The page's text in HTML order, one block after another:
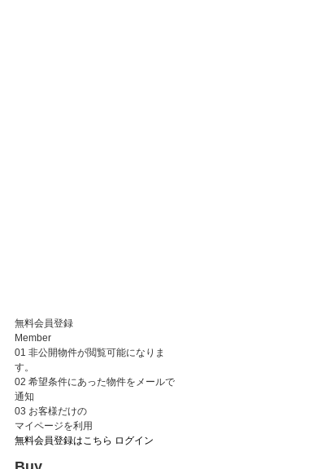
無料会員登録
Member
01 非公開物件が閲覧可能になりま
す。
02 希望条件にあった物件をメールで
通知
03 お客様だけの
マイページを利用
無料会員登録はこちら ログイン